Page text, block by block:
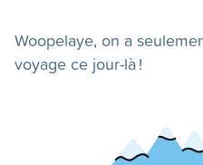
Woopelaye, on a
voyage ce jour-là !